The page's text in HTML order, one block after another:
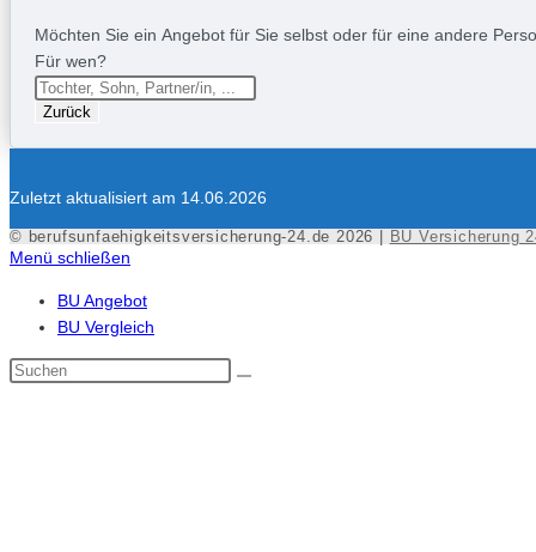
Möchten Sie ein Angebot für Sie selbst oder für eine andere
Für wen?
Zurück
Zuletzt aktualisiert am 14.06.2026
© berufsunfaehigkeitsversicherung-24.de 2026 | BU Versicherung
Menü schließen
BU Angebot
BU Vergleich
Diese